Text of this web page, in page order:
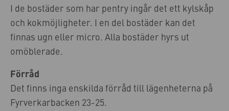
I de bostäder som har pentry ingår det ett kylskåp
och kokmöjligheter. I en del bostäder kan det
finnas ugn eller micro. Alla bostäder hyrs ut
omöblerade.
Förråd
Det finns inga enskilda förråd till lägenheterna på
Fyrverkarbacken 23-25.